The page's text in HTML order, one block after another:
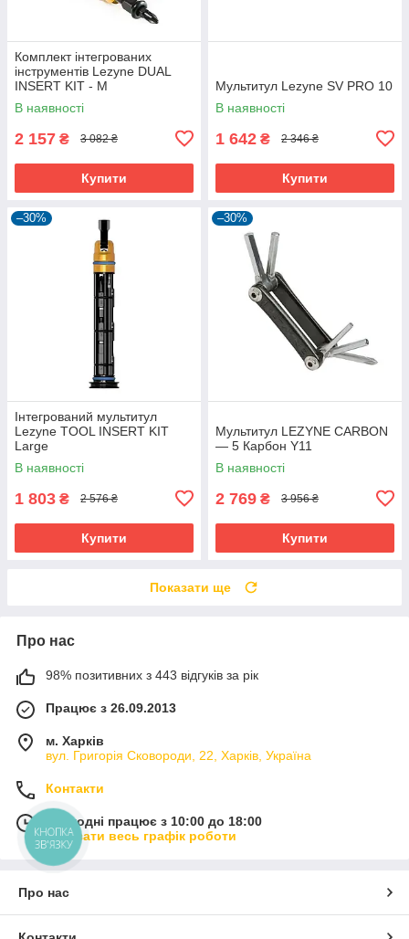
Комплект інтегрованих
інструментів Lezyne DUAL
INSERT KIT - M
В наявності
2 157 ₴ 3 082 ₴
Купити
Мультитул Lezyne SV PRO 10
В наявності
1 642 ₴ 2 346 ₴
Купити
–30%
Інтегрований мультитул
Lezyne TOOL INSERT KIT
Large
В наявності
1 803 ₴ 2 576 ₴
Купити
–30%
Мультитул LEZYNE CARBON
— 5 Карбон Y11
В наявності
2 769 ₴ 3 956 ₴
Купити
Показати ще
Про нас
98% позитивних з 443 відгуків за рік
Працює з 26.09.2013
м. Харків
вул. Григорія Сковороди, 22, Харків, Україна
Контакти
Сьогодні працює з 10:00 до 18:00
Показати весь графік роботи
Про нас
КНОПКА
ЗВ'ЯЗКУ